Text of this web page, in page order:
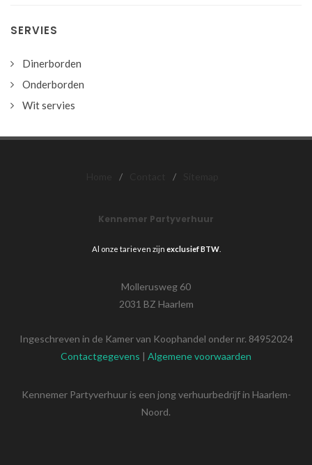
SERVIES
Dinerborden
Onderborden
Wit servies
Kennemer Partyverhuur
Al onze tarieven zijn exclusief BTW.
Mollerusweg 60
2031 BZ Haarlem
Ingeschreven in de Kamer van Koophandel onder nr. 84952024
Contactgegevens | Algemene voorwaarden
Kennemer Partyverhuur is een jong verhuurbedrijf in Haarlem-
Noord.
/ /